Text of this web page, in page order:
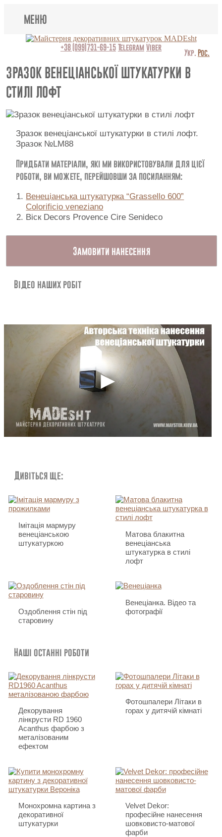
МЕНЮ
Lincrusta
Види штукатурок
Поклейка шпалер
Картини
Декоративні панно
Відео
Питання-відповідь
Про нас
+38 (099)731-69-15TelegramViber
ЗРАЗОК ВЕНЕЦІАНСЬКОЇ ШТУКАТУРКИ В
СТИЛІ ЛОФТ
Зразок венеціанської штукатурки в стилі лофт.
Зразок №LM88
Придбати матеріали, які ми використовували для цієї
роботи, ви можете, перейшовши за посиланням:
Венеціанська штукатурка “Grassello 600”
Colorificio veneziano
Віск Decors Provence Cire Senideco
Замовити нанесення
Відео наших робіт
Дивіться ще:
Імітація мармуру
венеціанською
штукатуркою
Матова блакитна
венеціанська
штукатурка в стилі
лофт
Оздоблення стін під
старовину
Венеціанка. Відео та
фотографії
Наші останні роботи
Декорування
лінкрусти RD 1960
Acanthus фарбою з
металізованим
ефектом
Фотошпалери Літаки в
горах у дитячій кімнаті
Монохромна картина з
декоративної
штукатурки
Velvet Dekor:
професійне нанесення
шовковисто-матової
фарби
Укр. Рос.